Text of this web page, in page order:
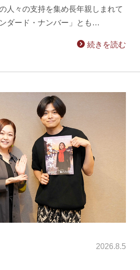
人々の支持を集め長年親しまれて
ダード・ナンバー」とも…
続きを読む
2026.8.5